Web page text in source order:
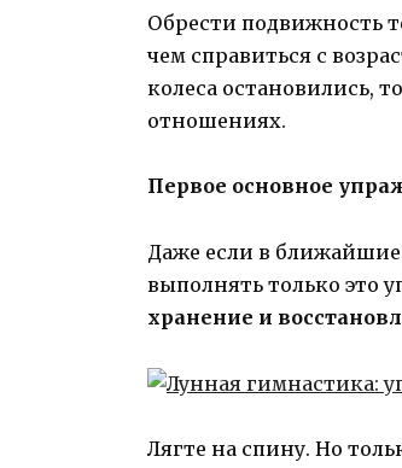
Обрести подвижность
чем справиться с
колеса остановились,
отношениях.
Первое основное
Даже если в ближайшие
выполнять только это
хранение и
Лягте на спину. Но